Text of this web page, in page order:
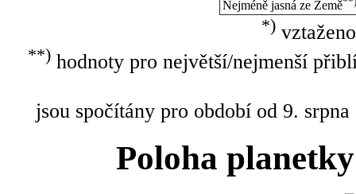
Nejméně jasná ze Země
*)
**)hodnoty pro největší/nejmenší
jsou spočítány pro období od 9.
Poloha